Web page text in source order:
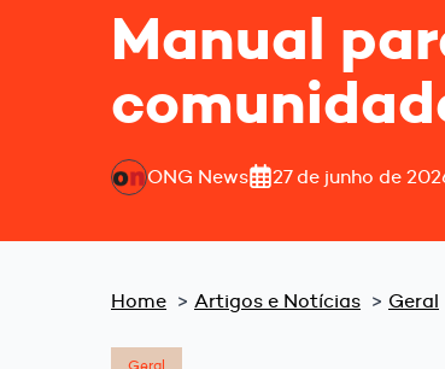
Manual
ONG News 27 de junho de
Home Artigos e Notícias Geral
Geral